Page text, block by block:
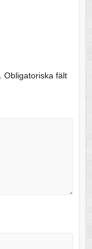
Obligatoriska fält